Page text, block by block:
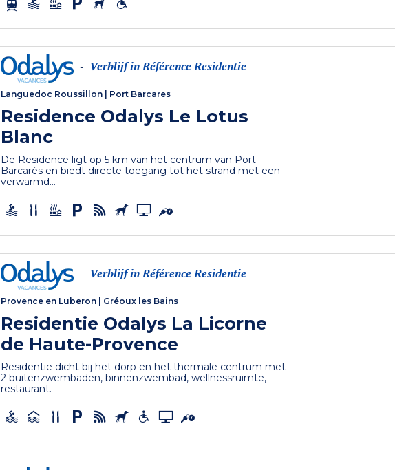
- Verblijf in Référence Residentie
Languedoc Roussillon Port Barcares
Residence Odalys Le Lotus
Blanc
De Residence ligt op 5 km van het centrum van Port
Barcarès en biedt directe toegang tot het strand met een
verwarmd...
- Verblijf in Référence Residentie
Provence en Luberon | Gréoux les Bains
Residentie Odalys La Licorne
de Haute-Provence
Residentie dicht bij het dorp en het thermale centrum met
2 buitenzwembaden, binnenzwembad, wellnessruimte,
restaurant.